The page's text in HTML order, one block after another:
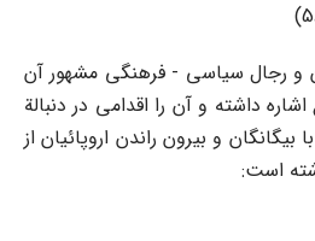
و رجال سیاسی - فرهنگی مشهور آن
داشته و آن را اقدامی در دنبالة
و بیرون راندن اروپائیان از
است: